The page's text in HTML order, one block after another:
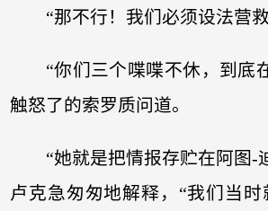
“那不行！我们必须设法营
“你们三个喋喋不休，到底
触怒了的索罗质问道。
“她就是把情报存贮在阿图-
卢克急匆匆地解释，“我们当